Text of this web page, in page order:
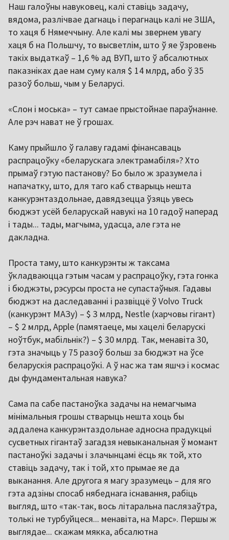
Наш галоўны навуковец, калі ставіць задачу,
вядома, разлічвае дагнаць і перагнаць калі не ЗША,
то хаця б Нямеччыну. Але калі мы звернем увагу
хаця б на Польшчу, то высветлім, што ў яе ўзровень
такіх выдаткаў – 1,6 % ад ВУП, што ў абсалютных
паказніках дае нам суму каля $ 14 млрд, або ў 35
разоў больш, чым у Беларусі.
«Слон і моська» – тут самае прыстойнае параўнанне.
Але рэч нават не ў грошах.
Каму прыйшло ў галаву гадамі фінансаваць
распрацоўку «беларускага электрамабіля»? Хто
прымаў гэтую пастанову? Бо было ж зразумела і
напачатку, што, для таго каб стварыць нешта
канкурэнтаздольнае, давядзецца ўзяць увесь
бюджэт усёй беларускай навукі на 10 гадоў наперад
і тады... тады, магчыма, удасца, але гэта не
дакладна.
Проста таму, што канкурэнты ж таксама
ўкладваюцца гэтым часам у распрацоўку, гэта гонка
і бюджэты, рэсурсы проста не супастаўныя. Гадавы
бюджэт на даследаванні і развіццё ў Volvo Truck
(канкурэнт МАЗу) – $ 3 млрд, Nestle (харчовы гігант)
– $ 2 млрд, Apple (памятаеце, мы хацелі беларускі
ноўтбук, мабільнік?) – $ 30 млрд. Так, менавіта 30,
гэта значыць у 75 разоў больш за бюджэт на ўсе
беларускія распрацоўкі. А ў нас жа там яшчэ і космас
ды фундаментальная навука?
Сама па сабе пастаноўка задачы на немагчыма
мінімальныя грошы стварыць нешта хоць бы
аддалена канкурэнтаздольнае адносна прадукцыі
сусветных гігантаў загадзя невыканальная ў момант
пастаноўкі задачы і злачынцамі ёсць як той, хто
ставіць задачу, так і той, хто прымае яе да
выканання. Але другога я магу зразумець – для яго
гэта адзіны спосаб нябеднага існавання, рабіць
выгляд, што «так-так, вось літаральна паслязаўтра,
толькі не турбуйцеся... менавіта, на Марс». Першы ж
выглядае... скажам мякка, абсалютна